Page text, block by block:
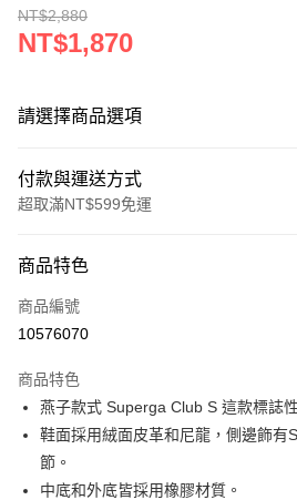
NT$2,880
NT$1,870
請選擇商品選項
付款與運送方式
超取滿NT$599免運
信用卡一次付款
超商取貨付款
運送方式
全家取貨付款
每筆NT$80，滿NT$599(含以上)免運費
商品特色
商品編號
10576070
商品特色
燕子款式 Superga Club S 這款標誌
鞋面採用絨面皮革和尼龍，側邊飾有
節。
中底和外底皆採用橡膠材質。